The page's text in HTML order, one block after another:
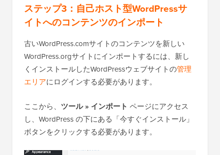
ステップ3：自己ホスト型WordPressサ
イトへのコンテンツのインポート
古いWordPress.comサイトのコンテンツを新しい
WordPress.orgサイトにインポートするには、新し
くインストールしたWordPressウェブサイトの管理
エリアにログインする必要があります。
ここから、 ツール » インポート ページにアクセス
し、WordPress の下にある「今すぐインストール」
ボタンをクリックする必要があります。